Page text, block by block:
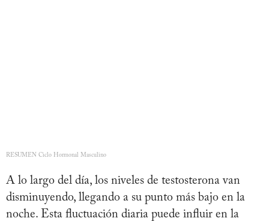
RESUMEN Ciclo Hormonal Masculino
A lo largo del día, los niveles de testosterona van
disminuyendo, llegando a su punto más bajo en la
noche. Esta fluctuación diaria puede influir en la